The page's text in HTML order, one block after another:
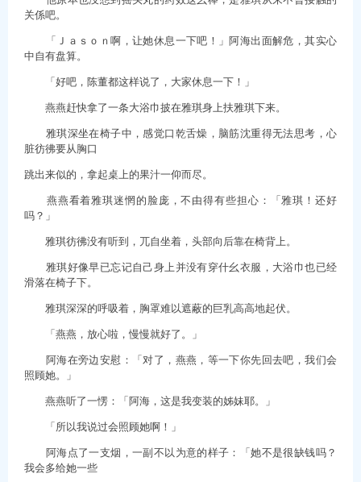
关係吧。
「Ｊａｓｏｎ啊，让她休息一下吧！」阿海出面解危，其实心
中自有盘算。
「好吧，陈董都这样说了，大家休息一下！」
燕燕赶快拿了一条大浴巾披在雅琪身上扶雅琪下来。
雅琪深坐在椅子中，感觉口乾舌燥，脑筋沈重得无法思考，心
脏彷彿要从胸口
跳出来似的，拿起桌上的果汁一仰而尽。
燕燕看着雅琪迷惘的脸庞，不由得有些担心：「雅琪！还好
吗？」
雅琪彷彿没有听到，兀自坐着，头部向后靠在椅背上。
雅琪好像早已忘记自己身上并没有穿什幺衣服，大浴巾也已经
滑落在椅子下。
雅琪深深的呼吸着，胸罩难以遮蔽的巨乳高高地起伏。
「燕燕，放心啦，慢慢就好了。」
阿海在旁边安慰：「对了，燕燕，等一下你先回去吧，我们会
照顾她。」
燕燕听了一愣：「阿海，这是我变装的姊妹耶。」
「所以我说过会照顾她啊！」
阿海点了一支烟，一副不以为意的样子：「她不是很缺钱吗？
我会多给她一些